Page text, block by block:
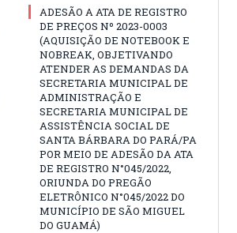
ADESÃO A ATA DE REGISTRO
DE PREÇOS Nº 2023-0003
(AQUISIÇÃO DE NOTEBOOK E
NOBREAK, OBJETIVANDO
ATENDER AS DEMANDAS DA
SECRETARIA MUNICIPAL DE
ADMINISTRAÇÃO E
SECRETARIA MUNICIPAL DE
ASSISTÊNCIA SOCIAL DE
SANTA BÁRBARA DO PARÁ/PA
POR MEIO DE ADESÃO DA ATA
DE REGISTRO N°045/2022,
ORIUNDA DO PREGÃO
ELETRÔNICO N°045/2022 DO
MUNICÍPIO DE SÃO MIGUEL
DO GUAMÁ)